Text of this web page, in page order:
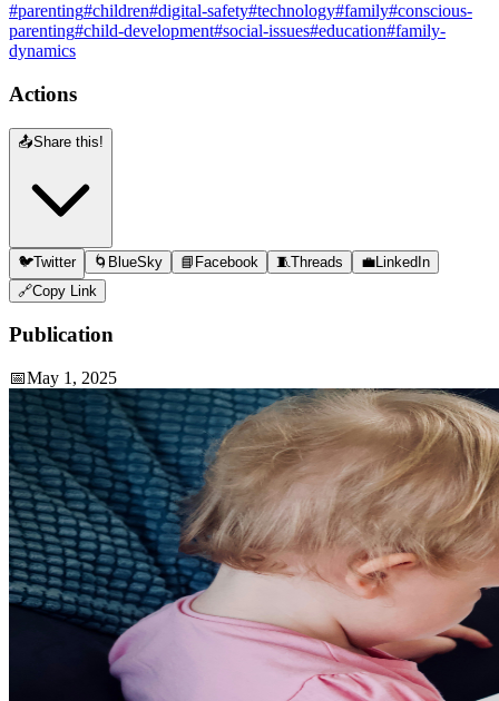
#parenting#children#digital-safety#technology#family#conscious-
parenting#child-development#social-issues#education#family-
dynamics
Actions
📤Share this!
🐦Twitter 🌀 BlueSky 📘 Facebook 🧵Threads 💼LinkedIn
🔗Copy Link
Publication
📅May 1, 2025